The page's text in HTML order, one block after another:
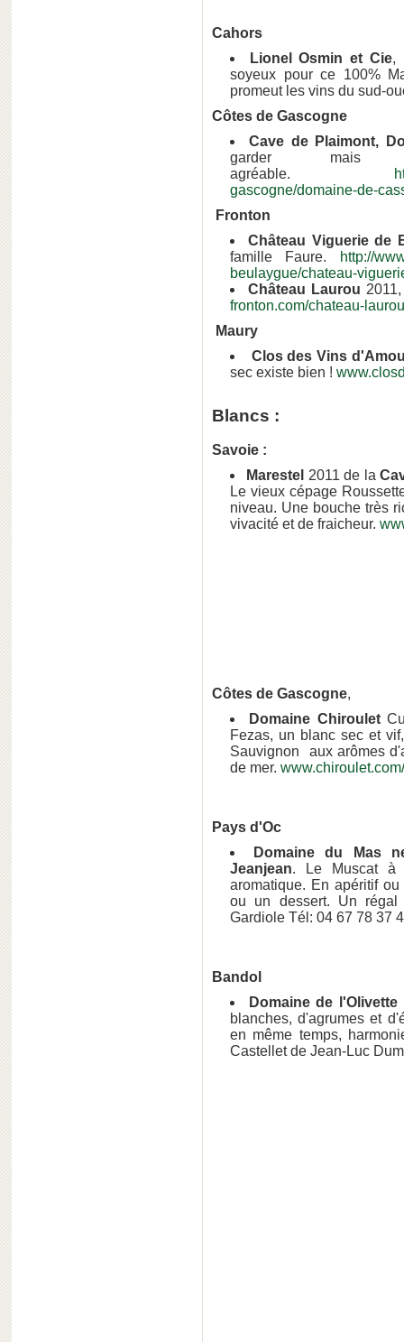
Cahors
Lionel Osmin et Cie,
soyeux pour ce 100%
promeut les vins du sud-
Côtes de Gascogne
Cave de Plaimont,
garder
agréable.
gascogne/domaine-de-
Fronton
Château Viguerie de
famille Faure.
http://
beulaygue/chateau-
Château Laurou
fronton.com/chateau-
Maury
Clos des Vins
sec existe bien !
Blancs :
Savoie :
Marestel 2011 de la
Le vieux cépage
niveau. Une bouche très
vivacité et de fraicheur.
Côtes de Gascogne,
Domaine Chiroulet
Fezas, un blanc sec et
Sauvignon aux arômes
de mer. www.chiroulet.com/
Pays d'Oc
Domaine du Mas
Jeanjean. Le Muscat à
aromatique. En apéritif
ou un dessert. Un
Gardiole Tél: 04 67 78 37
Bandol
Domaine de l'Olivette
blanches, d'agrumes et
en même temps,
Castellet de Jean-Luc